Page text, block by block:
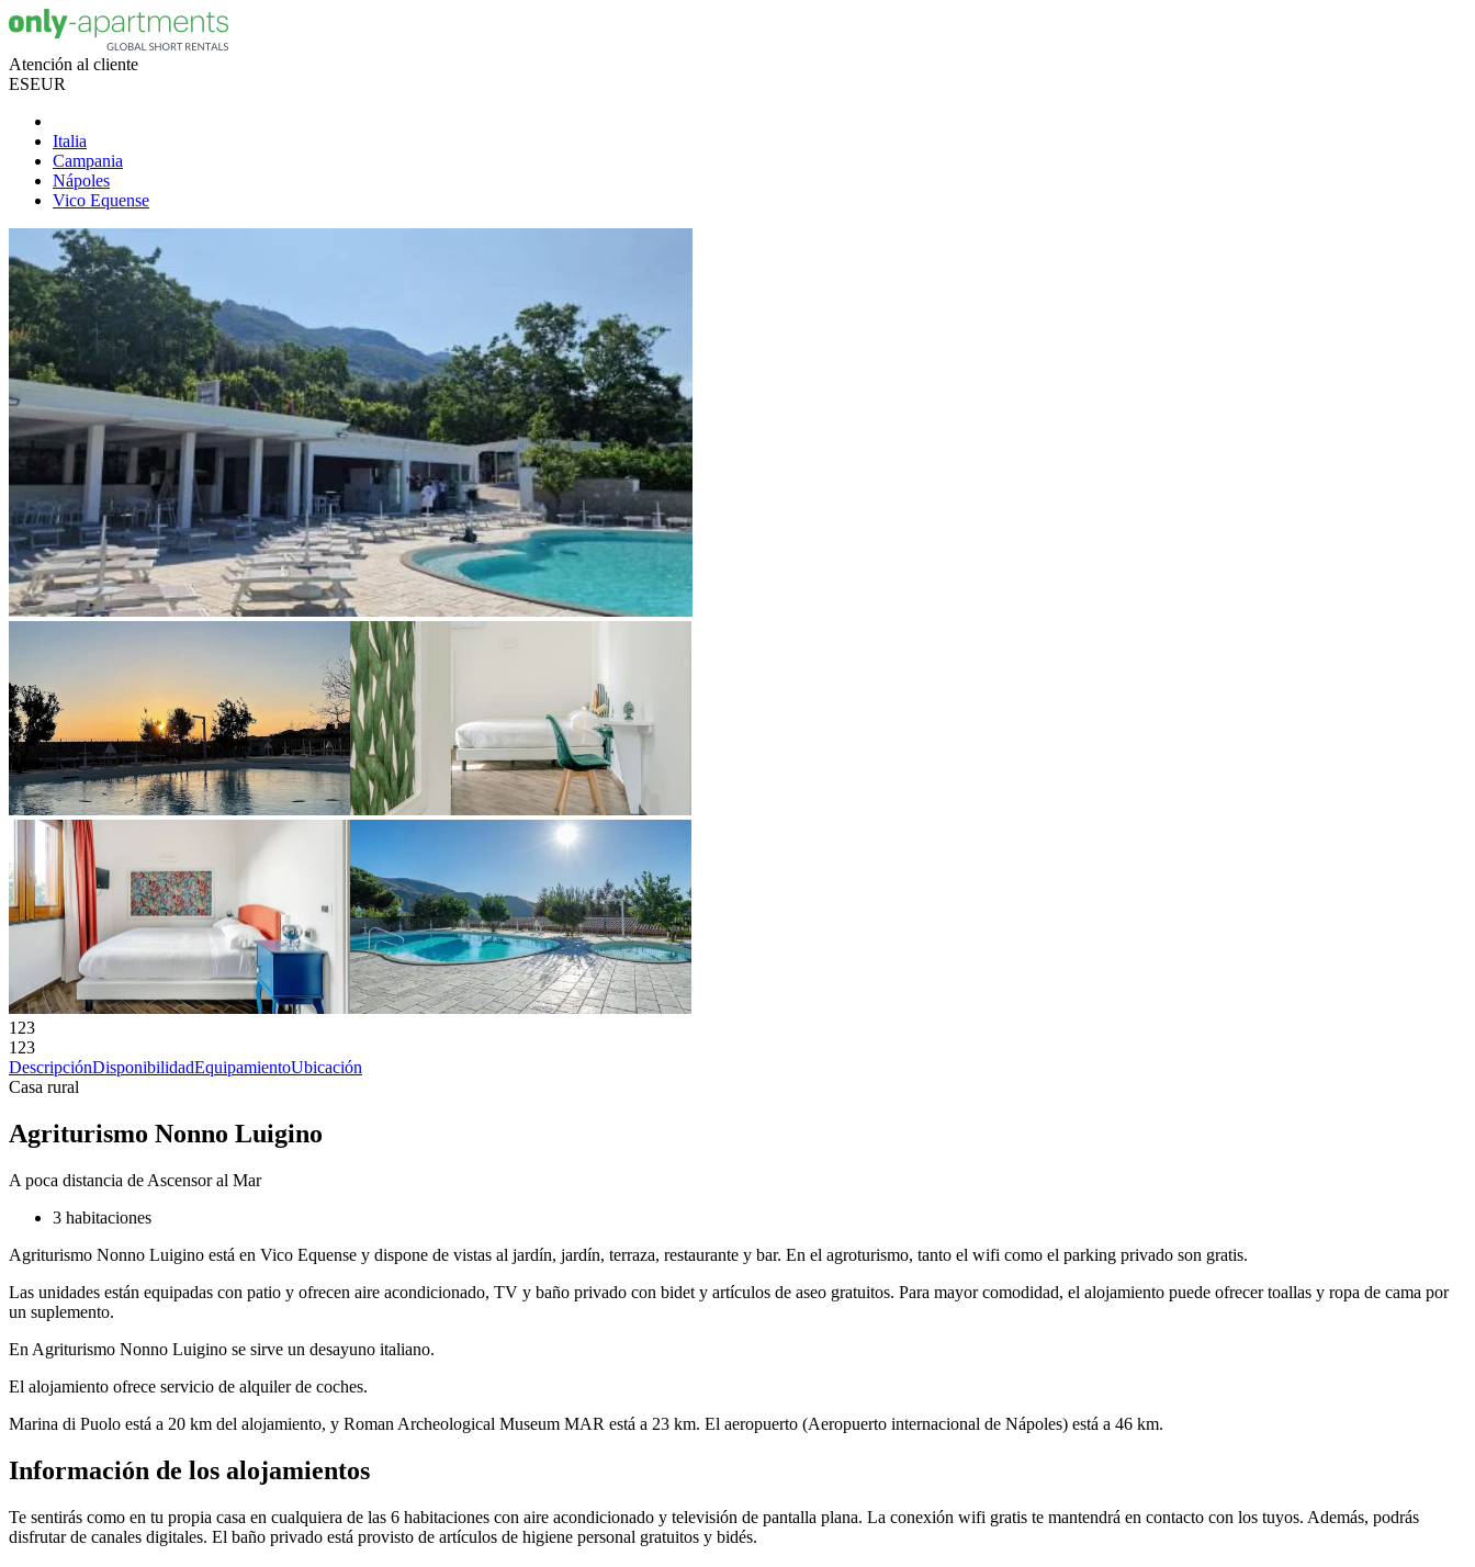
Atención al cliente
ESEUR
Italia
Campania
Nápoles
Vico Equense
123
123
DescripciónDisponibilidadEquipamientoUbicación
Casa rural
Agriturismo Nonno Luigino
A poca distancia de Ascensor al Mar
3 habitaciones
Agriturismo Nonno Luigino está en Vico Equense y dispone de vistas al jardín, jardín, terraza, restaurante y bar. En el agroturismo, tanto el wifi como el parking privado son gratis.
Las unidades están equipadas con patio y ofrecen aire acondicionado, TV y baño privado con bidet y artículos de aseo gratuitos. Para mayor comodidad, el alojamiento puede ofrecer toallas y ropa de cama por
un suplemento.
En Agriturismo Nonno Luigino se sirve un desayuno italiano.
El alojamiento ofrece servicio de alquiler de coches.
Marina di Puolo está a 20 km del alojamiento, y Roman Archeological Museum MAR está a 23 km. El aeropuerto (Aeropuerto internacional de Nápoles) está a 46 km.
Información de los alojamientos
Te sentirás como en tu propia casa en cualquiera de las 6 habitaciones con aire acondicionado y televisión de pantalla plana. La conexión wifi gratis te mantendrá en contacto con los tuyos. Además, podrás
disfrutar de canales digitales. El baño privado está provisto de artículos de higiene personal gratuitos y bidés.